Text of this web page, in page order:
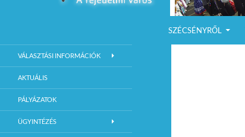
SZÉCSÉNYRŐL
Szécsény Város Hivatalos Weboldala
VÁLASZTÁSI INFORMÁCIÓK
AKTUÁLIS
PÁLYÁZATOK
ÜGYINTÉZÉS